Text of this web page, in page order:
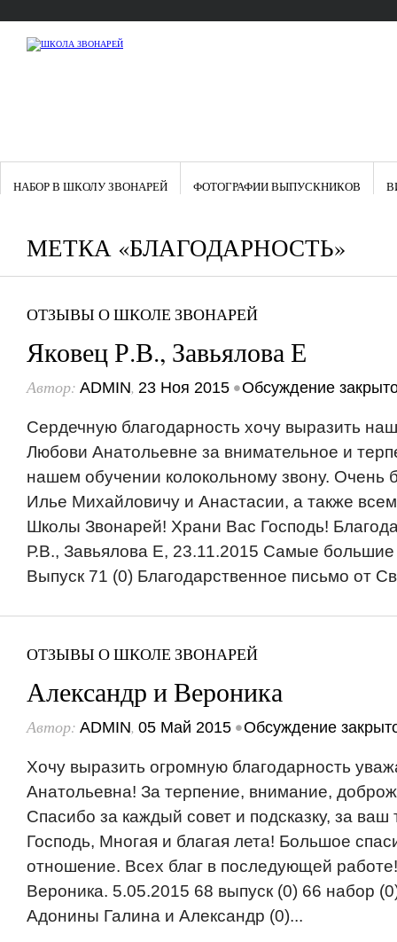
НАБОР В ШКОЛУ ЗВОНАРЕЙ ФОТОГРАФИИ ВЫПУСКНИКОВ
МЕТКА «БЛАГОДАРНОСТЬ»
ОТЗЫВЫ О ШКОЛЕ ЗВОНАРЕЙ
Яковец Р.В., Завьялова Е
Автор: ADMIN, 23 Ноя 2015 •Обсуждение
Сердечную благодарность хочу выразить
Любови Анатольевне за внимательное и
нашем обучении колокольному звону. Очень
Илье Михайловичу и Анастасии, а также
Школы Звонарей! Храни Вас Господь!
Р.В., Завьялова Е, 23.11.2015 Самые большие
Выпуск 71 (0) Благодарственное письмо от
ОТЗЫВЫ О ШКОЛЕ ЗВОНАРЕЙ
Александр и Вероника
Автор: ADMIN, 05 Май 2015 •Обсуждение
Хочу выразить огромную благодарность
Анатольевна! За терпение, внимание,
Спасибо за каждый совет и подсказку, за ваш
Господь, Многая и благая лета! Большое
отношение. Всех благ в последующей
Вероника. 5.05.2015 68 выпуск (0) 66 набор
Адонины Галина и Александр (0)...